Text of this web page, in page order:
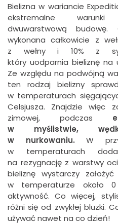
Bielizna w wariancie
ekstremalne
dwuwarstwową
wykonana całkowicie z
z wełny i 10% z
który uodparnia bieliznę na
Ze względu na podwójną
ten rodzaj bielizny
w temperaturach
Celsjusza. Znajdzie więc
zimowej, podczas
w myślistwie,
w nurkowaniu. W
w temperaturach
na rezygnację z warstwy
bieliznę wystarczy
w temperaturze około
aktywność. Co więcej,
różni się od zwykłej bluzki.
używać nawet na co dzień!